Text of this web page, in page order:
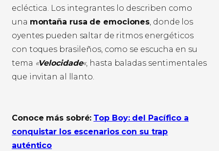
ecléctica. Los integrantes lo describen como
una montaña rusa de emociones, donde los
oyentes pueden saltar de ritmos energéticos
con toques brasileños, como se escucha en su
tema «Velocidade«, hasta baladas sentimentales
que invitan al llanto.
Conoce más sobré: Top Boy: del Pacífico a
conquistar los escenarios con su trap
auténtico